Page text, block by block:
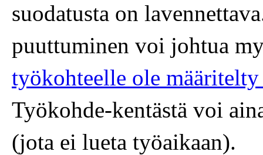
suodatusta on
puuttuminen voi johtua
työkohteelle ole määritelty
Työkohde-kentästä voi
(jota ei lueta työaikaan).